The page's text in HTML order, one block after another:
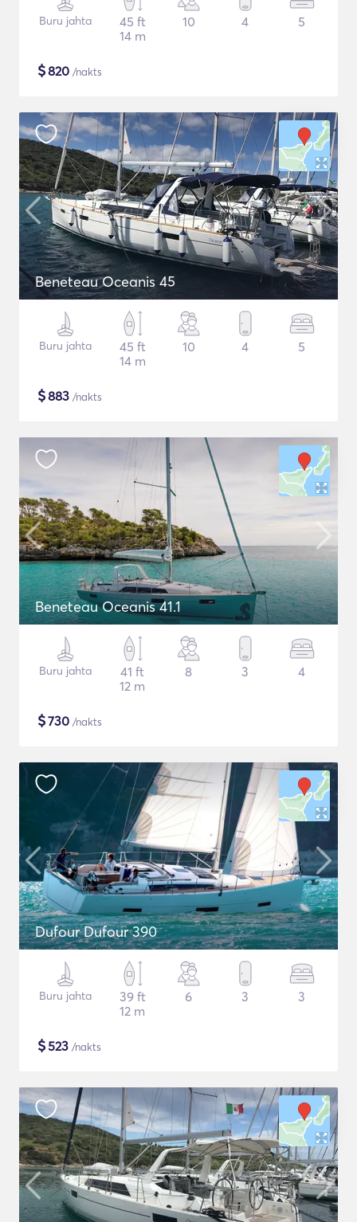
Buru jahta
45 ft
14 m
10 4 5
$820 /nakts
Beneteau Oceanis 45
Buru jahta
45 ft
14 m
10 4 5
$883 /nakts
Beneteau Oceanis 41.1
Buru jahta
41 ft
12 m
8 3 4
$730 /nakts
Dufour Dufour 390
Buru jahta
39 ft
12 m
6 3 3
$523 /nakts